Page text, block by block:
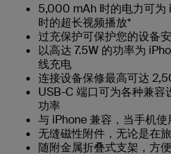
5,000 mAh 时的电力可为
时的超长视频播放*
过充保护可保护您的设备
以高达 7.5W 的功率为
线充电
连接设备保修最高可达
USB-C 端口可为各种兼容
功率
与 iPhone 兼容，当手机
无缝磁性附件，无论是在
随附金属折叠式支架，方